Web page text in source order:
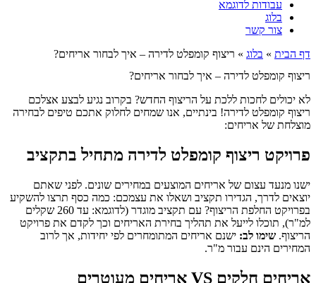
עבודות לדוגמא
בלוג
צור קשר
דף הבית » בלוג » ריצוף קומפלט לדירה – איך לבחור אריחים?
ריצוף קומפלט לדירה – איך לבחור אריחים?
לא יכולים לחכות ללכת על הריצוף החדש? בקרוב נגיע לבצע אצלכם
ריצוף קומפלט לדירה! בינתיים, אנו שמחים לחלוק אתכם טיפים לבחירה
מוצלחת של אריחים:
פרויקט ריצוף קומפלט לדירה מתחיל בתקציב
ישנו מנעד עצום של אריחים המוצעים במחירים שונים. לפני שאתם
יוצאים לדרך, הגדירו תקציב ושאלו את עצמכם: כמה כסף תרצו להשקיע
בפרויקט החלפת הריצוף? עם תקציב מוגדר (לדוגמא: עד 260 שקלים
למ"ר), תוכלו לייעל את תהליך בחירת האריחים וכך לקדם את פרויקט
הריצוף. שימו לב: ישנם אריחים המתומחרים לפי יחידות, אך לרוב
המחירים הינם עבור מ"ר.
אריחים חלקים VS אריחים מעוטרים